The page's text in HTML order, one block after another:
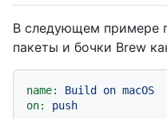
В следующем примере
пакеты и бочки Brew
name: Build on macOS
on:
push